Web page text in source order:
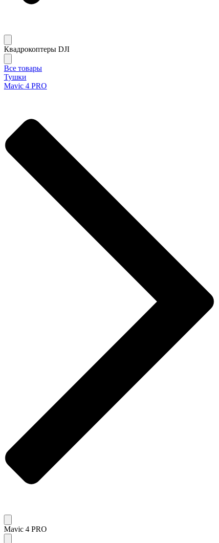
Квадрокоптеры DJI
Все товары
Тушки
Mavic 4 PRO
Mavic 4 PRO